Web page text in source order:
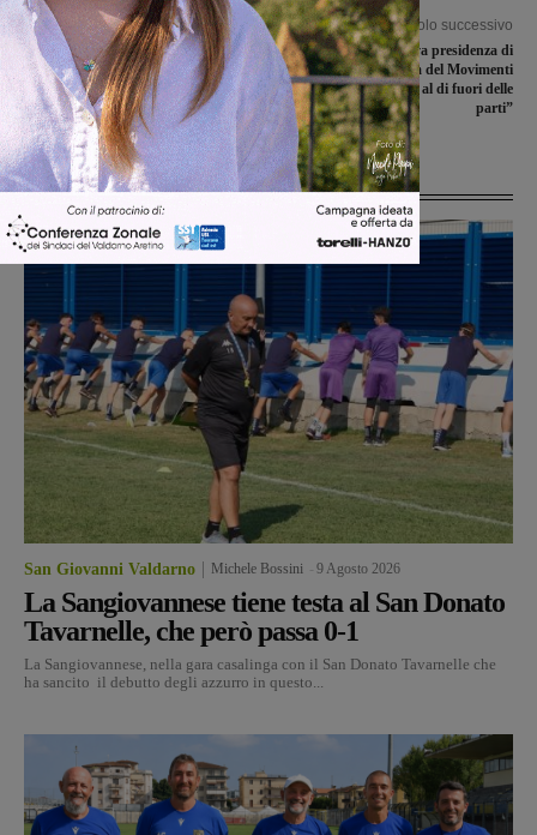
Articolo precedente
Un’aquilotta e una gufotta in campo
con la rappresentiva regionale
feminile
Articolo successivo
Verso la nuova presidenza di
Publiacqua, il Forum del Movimenti
per l’acqua: “Sia al di fuori delle
parti”
Ultime Notizie
San Giovanni Valdarno Michele Bossini 9 Agosto 2026
La Sangiovannese tiene testa al San Donato
Tavarnelle, che però passa 0-1
La Sangiovannese, nella gara casalinga con il San Donato Tavarnelle che
ha sancito il debutto degli azzurro in questo...